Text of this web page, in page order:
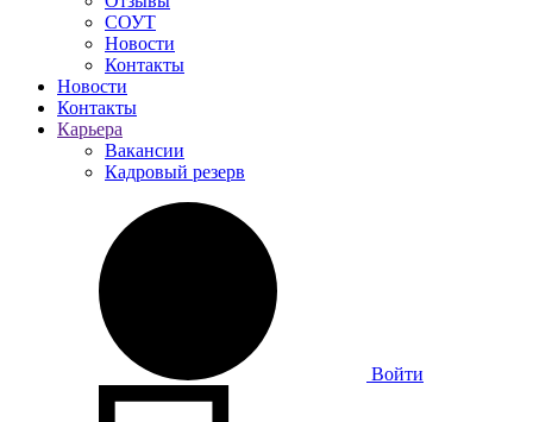
СОУТ
Новости
Контакты
Новости
Контакты
Карьера
Вакансии
Кадровый резерв
Войти